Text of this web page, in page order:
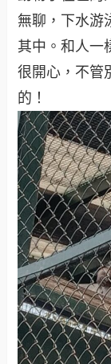
無聊，下水游
其中。和人一
很開心，不管
的！